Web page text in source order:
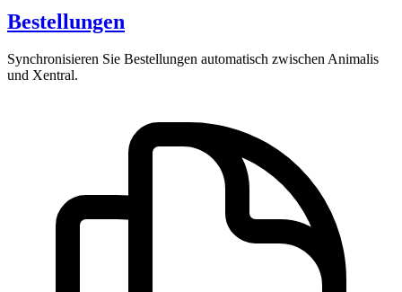
Bestellungen
Synchronisieren Sie Bestellungen automatisch zwischen Animalis
und Xentral.